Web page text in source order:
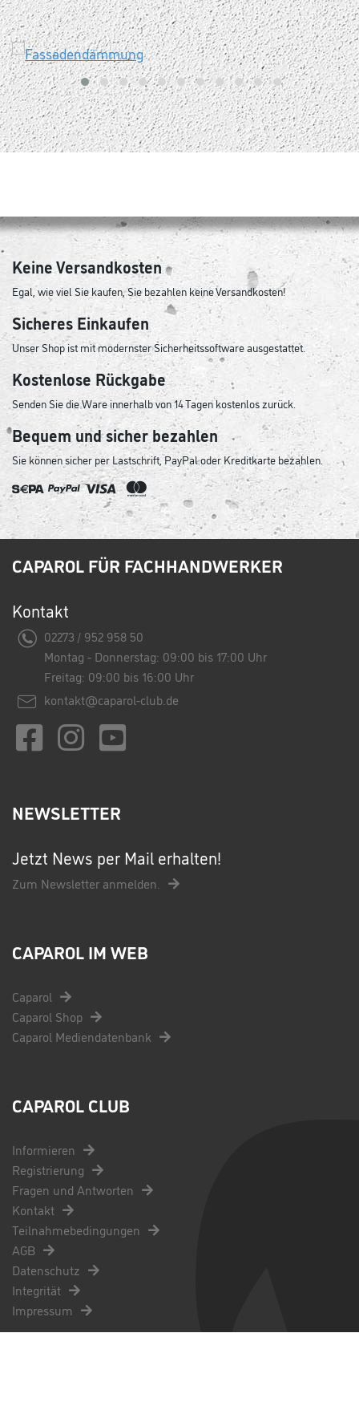
Keine Versandkosten
Egal, wie viel Sie kaufen, Sie bezahlen keine Versandkosten!
Sicheres Einkaufen
Unser Shop ist mit modernster Sicherheitssoftware ausgestattet.
Kostenlose Rückgabe
Senden Sie die Ware innerhalb von 14 Tagen kostenlos zurück.
Bequem und sicher bezahlen
Sie können sicher per Lastschrift, PayPal oder Kreditkarte bezahlen.
CAPAROL FÜR FACHHANDWERKER
Kontakt
02273 / 952 958 50
Montag - Donnerstag: 09:00 bis 17:00 Uhr
Freitag: 09:00 bis 16:00 Uhr
kontakt@caparol-club.de
NEWSLETTER
Jetzt News per Mail erhalten!
Zum Newsletter anmelden.
CAPAROL IM WEB
Caparol
Caparol Shop
Caparol Mediendatenbank
CAPAROL CLUB
Informieren
Registrierung
Fragen und Antworten
Kontakt
Teilnahmebedingungen
AGB
Datenschutz
Integrität
Impressum